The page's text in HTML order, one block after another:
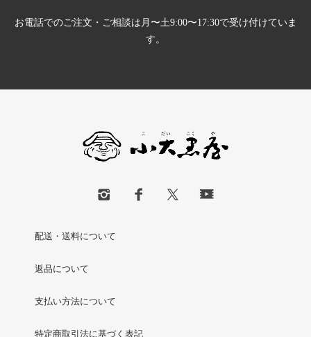
お電話でのご注文・ご相談は月〜土9:00〜17:30で受け付けていま
す。
配送・送料について
返品について
支払い方法について
特定商取引法に基づく表記